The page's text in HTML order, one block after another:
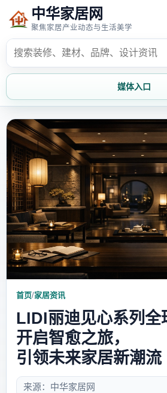
中华家居网
聚焦家居产业动态与生活美学
媒体入口
首页 家居
家居风水 家居
时尚饰家 装修
家具知识 家居
家装攻略 创意
首页/家居资讯
LIDI丽迪见心系列全
开启智愈之旅，
引领未来家居新潮流
来源：中华家居网